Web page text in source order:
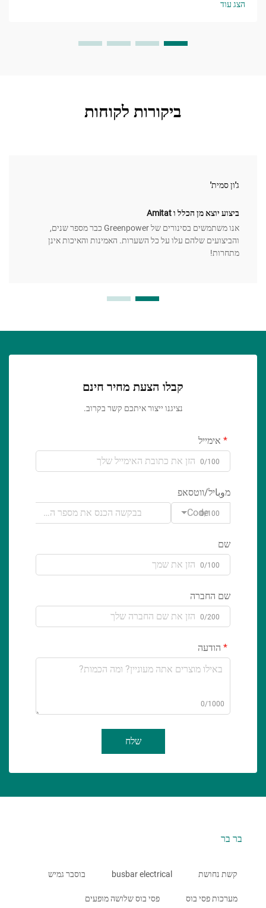
הצג עוד
ביקורות לקוחות
ג'ון סמית'
ביצוע יוצא מן הכלל ו Amitat
אנו משתמשים בסינורים של Greenpower כבר מספר שנים,
והביצועים שלהם עלו על כל השערות. האמינות והאיכות אינן
מתחרות!
קבלו הצעת מחיר חינם
נציגנו ייצור איתכם קשר בקרוב.
אימייל
0/100
מوباיל/ווטסאפ
Code0/100
שם
0/100
שם החברה
0/200
הודעה
0/1000
שלח
בר בר
קשת נחושת busbar electrical בוסבר גמיש
מערכות פסי בוס פסי בוס שלושה מופעים